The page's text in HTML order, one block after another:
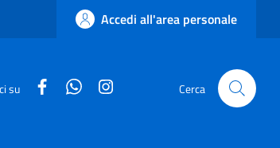
Accedi all'area personale
su facebookwhatsapp Cerca